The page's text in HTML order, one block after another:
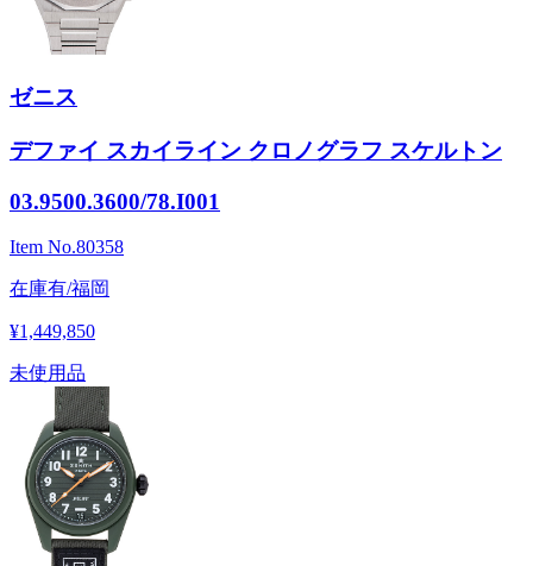
ゼニス
デファイ スカイライン クロノグラフ スケルトン
03.9500.3600/78.I001
Item No.80358
在庫有/福岡
¥1,449,850
未使用品